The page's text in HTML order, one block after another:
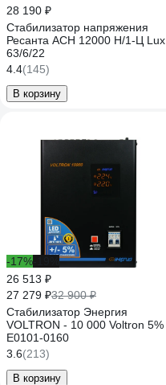
28 190 ₽
Стабилизатор напряжения
Ресанта АСН 12000 Н/1-Ц Lux
63/6/22
4.4(145)
В корзину
-17%
26 513 ₽
27 279 ₽32 900 ₽
Стабилизатор Энергия
VOLTRON - 10 000 Voltron 5%
Е0101-0160
3.6(213)
В корзину